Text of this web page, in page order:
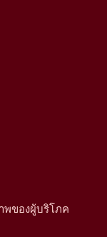
พของผู้บริโภค